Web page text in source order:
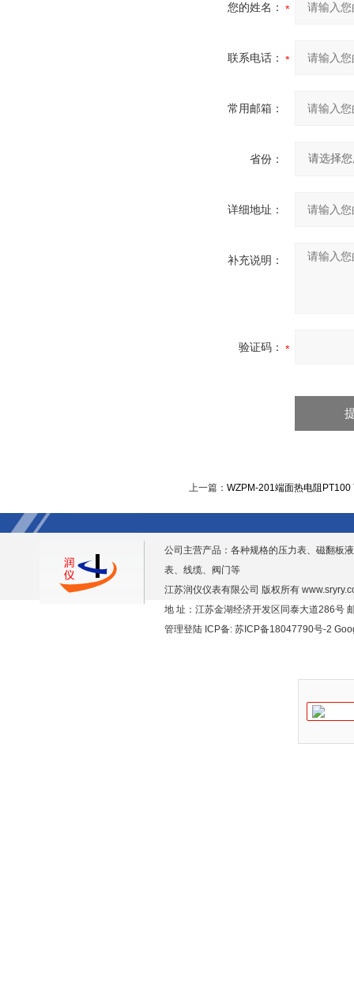
您的姓名：
联系电话：
常用邮箱：
省份：
详细地址：
补充说明：
验证码：
上一篇： WZPM-201端面热电阻PT100
公司主营产品：各种规格的压力表、磁翻板
表、线缆、阀门等
江苏润仪仪表有限公司 版权所有
地 址：江苏金湖经济开发区同泰大道286号
管理登陆 ICP备: 苏ICP备18047790号-2